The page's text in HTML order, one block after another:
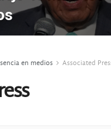
en medios Associated